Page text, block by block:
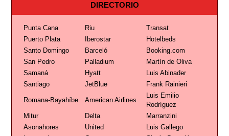
DIRECTORIO
Punta Cana Riu
Transat
Puerto Plata
Iberostar
Hotelbeds
Santo Domingo
Barceló
Booking.com
San Pedro
Palladium
Martín de Oliva
Samaná
Hyatt
Luis Abinader
Santiago
JetBlue Frank Rainieri
Romana-Bayahíbe American Airlines
Luis Emilio
Rodríguez
Mitur
Delta
Marranzini
Asonahores
United
Luis Gallego